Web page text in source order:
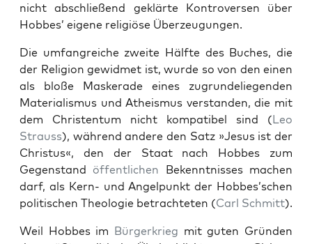
nicht abschließend gek­lärte Kon­tro­ver­sen über
Hobbes’ eigene religiöse Überzeu­gun­gen.
Die umfan­gre­iche zweite Hälfte des Buch­es, die
der Reli­gion gewid­met ist, wurde so von den einen
als bloße Masker­ade eines zugrun­deliegen­den
Mate­ri­al­is­mus und Athe­is­mus ver­standen, die mit
dem Chris­ten­tum nicht kom­pat­i­bel sind (Leo
Strauss), während andere den Satz »Jesus ist der
Chris­tus«, den der Staat nach Hobbes zum
Gegen­stand öffentlichen Beken­nt­niss­es machen
darf, als Kern- und Angelpunkt der Hobbes’schen
poli­tis­chen The­olo­gie betra­chteten (Carl Schmitt).
Weil Hobbes im Bürg­erkrieg mit guten Grün­den